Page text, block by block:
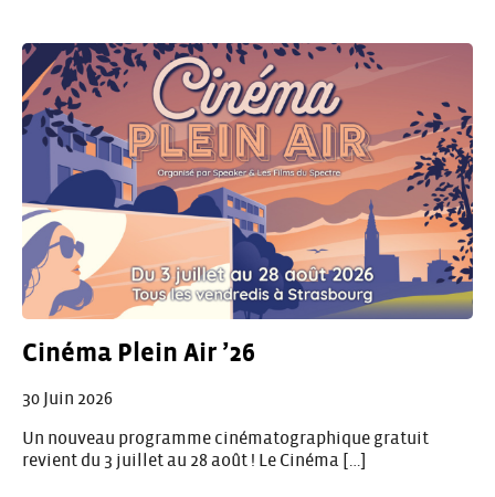
Cinéma Plein Air ’26
30 Juin 2026
Un nouveau programme cinématographique gratuit
revient du 3 juillet au 28 août ! Le Cinéma […]